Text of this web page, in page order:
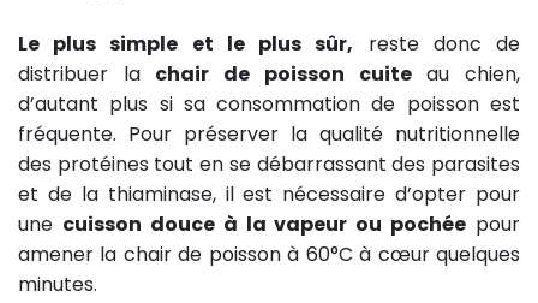
Le plus simple et le plus sûr, reste donc de
distribuer la chair de poisson cuiteau chien,
d’autant plus si sa consommation de poisson est
fréquente. Pour préserver la qualité nutritionnelle
des protéines tout en se débarrassant des parasites
et de la thiaminase, il est nécessaire d’opter pour
une cuisson douce à la vapeur ou pochée pour
amener la chair de poisson à 60°C à cœur quelques
minutes.